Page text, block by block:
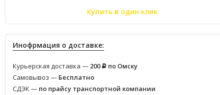
Купить в один клик
Инофрмация о доставке:
Курьерская доставка — 200 Р по Омску
Самовывоз — Бесплатно
СДЭК — по прайсу транспортной компании